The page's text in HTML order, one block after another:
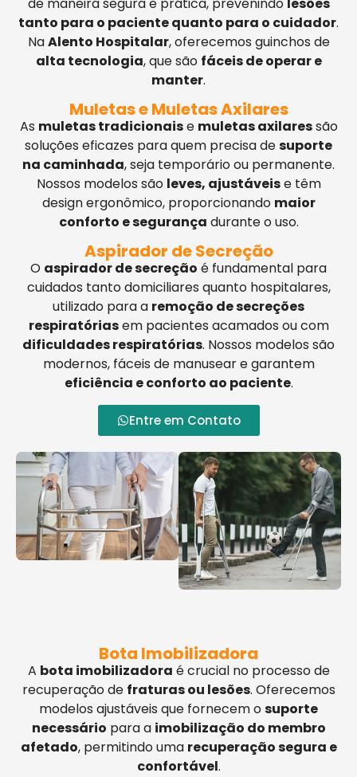
tanto para o paciente quanto para o cuidador.
NaAlento Hospitalar, oferecemos guinchos de
alta tecnologia, que são fáceis de operar e
manter.
Muletas e Muletas Axilares
As muletas tradicionaise muletas axilaressão
soluções eficazes para quem precisa desuporte
na caminhada, seja temporário ou permanente.
Nossos modelos são leves, ajustáveise têm
design ergonômico, proporcionando maior
conforto e segurança durante o uso.
Aspirador de Secreção
O aspirador de secreção é fundamental para
cuidados tanto domiciliares quanto hospitalares,
utilizado para a remoção de secreções
respiratóriasem pacientes acamados ou com
dificuldades respiratórias. Nossos modelos são
modernos, fáceis de manusear e garantem
eficiência e conforto ao paciente.
Entre em Contato
Bota Imobilizadora
A bota imobilizadora é crucial no processo de
recuperação de fraturas ou lesões. Oferecemos
modelos ajustáveis que fornecem osuporte
necessário para a imobilização do membro
afetado, permitindo uma recuperação segura e
confortável.